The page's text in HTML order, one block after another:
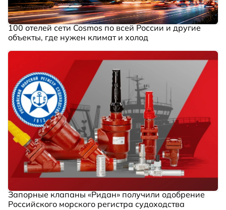
100 отелей сети Cosmos по всей России и другие
объекты, где нужен климат и холод
Запорные клапаны «Ридан» получили одобрение
Российского морского регистра судоходства